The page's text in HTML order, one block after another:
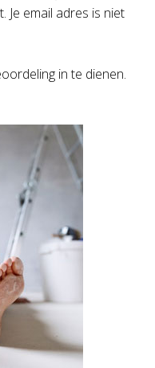
Je email adres is niet
in te dienen.